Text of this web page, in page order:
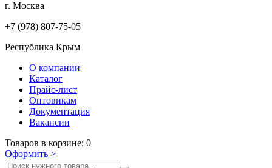
г. Москва
+7 (978) 807-75-05
Республика Крым
О компании
Каталог
Прайс-лист
Оптовикам
Документация
Вакансии
Товаров в корзине: 0
Оформить >